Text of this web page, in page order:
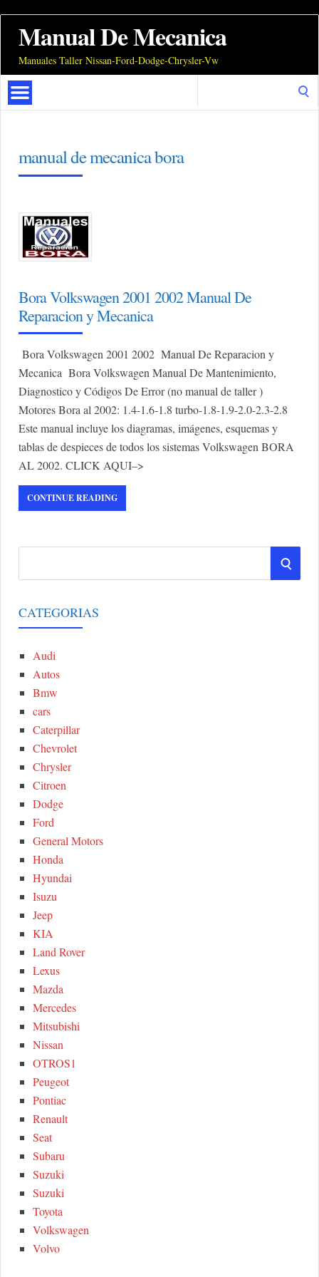
Manual De Mecanica
Manuales Taller Nissan-Ford-Dodge-Chrysler-Vw
manual de mecanica bora
Bora Volkswagen 2001 2002 Manual De
Reparacion y Mecanica
Bora Volkswagen 2001 2002 Manual De Reparacion y
Mecanica Bora Volkswagen Manual De Mantenimiento,
Diagnostico y Códigos De Error (no manual de taller )
Motores Bora al 2002: 1.4-1.6-1.8 turbo-1.8-1.9-2.0-2.3-2.8
Este manual incluye los diagramas, imágenes, esquemas y
tablas de despieces de todos los sistemas Volkswagen BORA
AL 2002. CLICK AQUI–>
CONTINUE READING
r
c
S
CATEGORIAS
Audi
Autos
Bmw
cars
Caterpillar
Chevrolet
Chrysler
Citroen
Dodge
Ford
General Motors
Honda
Hyundai
Isuzu
Jeep
KIA
Land Rover
Lexus
Mazda
Mercedes
Mitsubishi
Nissan
OTROS1
Peugeot
Pontiac
Renault
Seat
Subaru
Suzuki
Suzuki
Toyota
Volkswagen
Volvo